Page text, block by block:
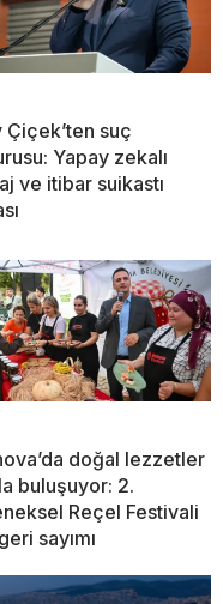
Çiçek’ten suç
Yapay zekalı
ve itibar suikastı
doğal lezzetler
buluşuyor: 2.
Reçel Festivali
sayımı